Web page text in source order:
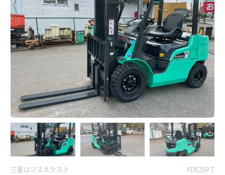
三菱ロジスネクスト FDE25P-T